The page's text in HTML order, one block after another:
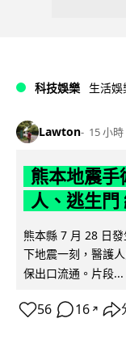
科技娛樂 生活娛
Lawton 15 小時
熊本地震手
人、逃生門
熊本縣 7 月 28 日
下地震一刻，醫護
保出口流通。片段...
56 16 ↗